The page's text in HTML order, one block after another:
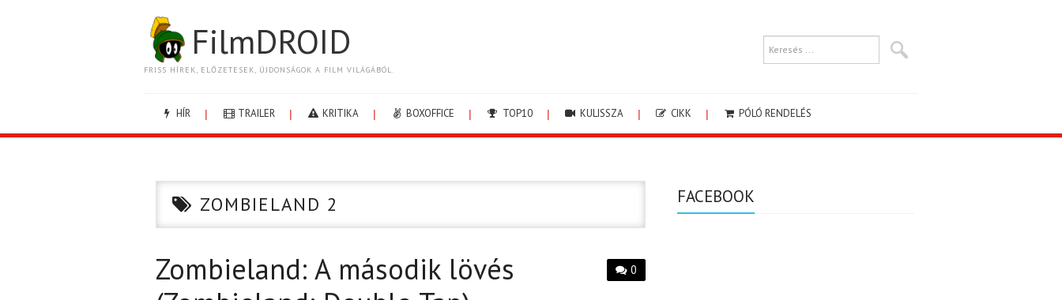
FilmDROID
FRISS HÍREK, ELŐZETESEK, ÚJDONSÁGOK A FILM VILÁGÁBÓL.
HÍR TRAILER KRITIKA BOXOFFICE TOP10 KULISSZA CIKK PÓLÓ RENDELÉS
ZOMBIELAND 2
0
Zombieland: A második lövés
FACEBOOK